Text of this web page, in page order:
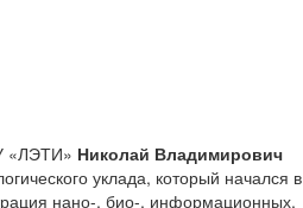
«ЛЭТИ» Николай Владимирович
уклада, который начался в
нано-, био-, информационных,